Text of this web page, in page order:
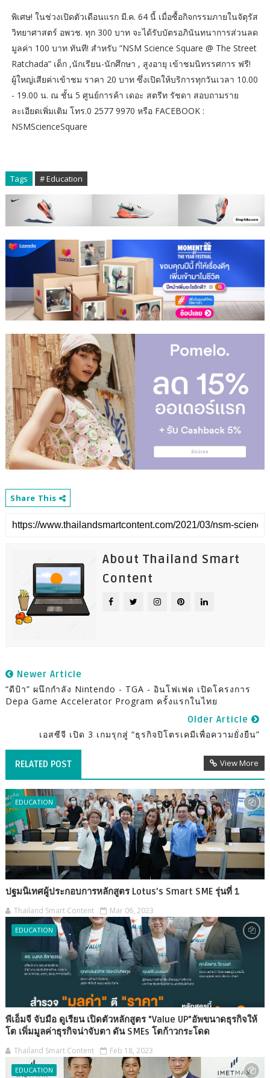
พิเศษ! ในช่วงเปิดตัวเดือนแรก มี.ค. 64 นี้ เมื่อซื้อกิจกรรมภายในจัตุรัส
วิทยาศาสตร์ อพวช. ทุก 300 บาท จะได้รับบัตรอภินันทนาการส่วนลด
มูลค่า 100 บาท ทันที! สำหรับ “NSM Science Square @ The Street
Ratchada” เด็ก ,นักเรียน-นักศึกษา , สูงอายุ เข้าชมนิทรรศการ ฟรี!
ผู้ใหญ่เสียค่าเข้าชม ราคา 20 บาท ซึ่งเปิดให้บริการทุกวันเวลา 10.00
- 19.00 น. ณ ชั้น 5 ศูนย์การค้า เดอะ สตรีท รัชดา สอบถามราย
ละเอียดเพิ่มเติม โทร.0 2577 9970 หรือ FACEBOOK :
NSMScienceSquare
Tags # Education
Share This
About Thailand Smart
Content
Newer Article
“ดีป้า” ผนึกกำลัง Nintendo - TGA - อินโฟเฟด เปิดโครงการ
Depa Game Accelerator Program ครั้งแรกในไทย
Older Article
เอสซีจี เปิด 3 เกมรุกสู่ “ธุรกิจปิโตรเคมีเพื่อความยั่งยืน”
RELATED POST View More
EDUCATION
ปฐมนิเทศผู้ประกอบการหลักสูตร Lotus’s Smart SME รุ่นที่ 1
Thailand Smart Content Mar 06, 2023
EDUCATION
พีเอ็มจี จับมือ ดูเรียน เปิดตัวหลักสูตร "Value UP"อัพขนาดธุรกิจให้
โต เพิ่มมูลค่าธุรกิจน่าจับตา ดัน SMEs โตก้าวกระโดด
Thailand Smart Content Feb 18, 2023
EDUCATION